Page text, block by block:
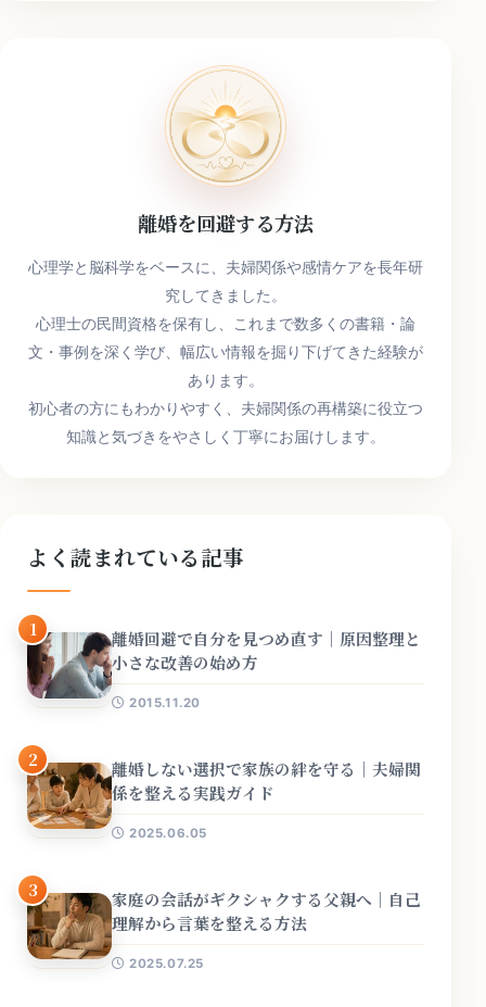
離婚を回避する方法
心理学と脳科学をベースに、夫婦関係や感情ケアを長年研
究してきました。
心理士の民間資格を保有し、これまで数多くの書籍・論
文・事例を深く学び、幅広い情報を掘り下げてきた経験が
あります。
初心者の方にもわかりやすく、夫婦関係の再構築に役立つ
知識と気づきをやさしく丁寧にお届けします。
よく読まれている記事
1
離婚回避で自分を見つめ直す｜原因整理と
小さな改善の始め方
2015.11.20
2
離婚しない選択で家族の絆を守る｜夫婦関
係を整える実践ガイド
2025.06.05
3
家庭の会話がギクシャクする父親へ｜自己
理解から言葉を整える方法
2025.07.25